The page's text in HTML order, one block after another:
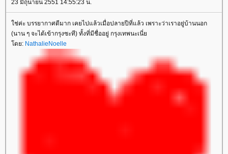
23 มิถุนายน 2551 14:55:23 น.
ใช่ค่ะ บรรยากาศดีมาก เคยไปแล้วเมื่อปลายปีที่แล้ว เพราะว่าเราอยู่บ้านนอก
(นาน ๆ จะได้เข้ากรุงซะที) ทั้งที่มีชื่ออยู่ กรุงเทพนะเนี่ย
โดย: NathalieNoelle